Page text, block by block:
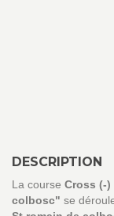
DESCRIPTION
La course Cross (-
colbosc" se